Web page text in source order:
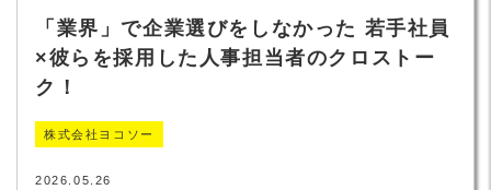
「業界」で企業選びをしなかった 若手社員
×彼らを採用した人事担当者のクロストー
ク！
株式会社ヨコソー
2026.05.26